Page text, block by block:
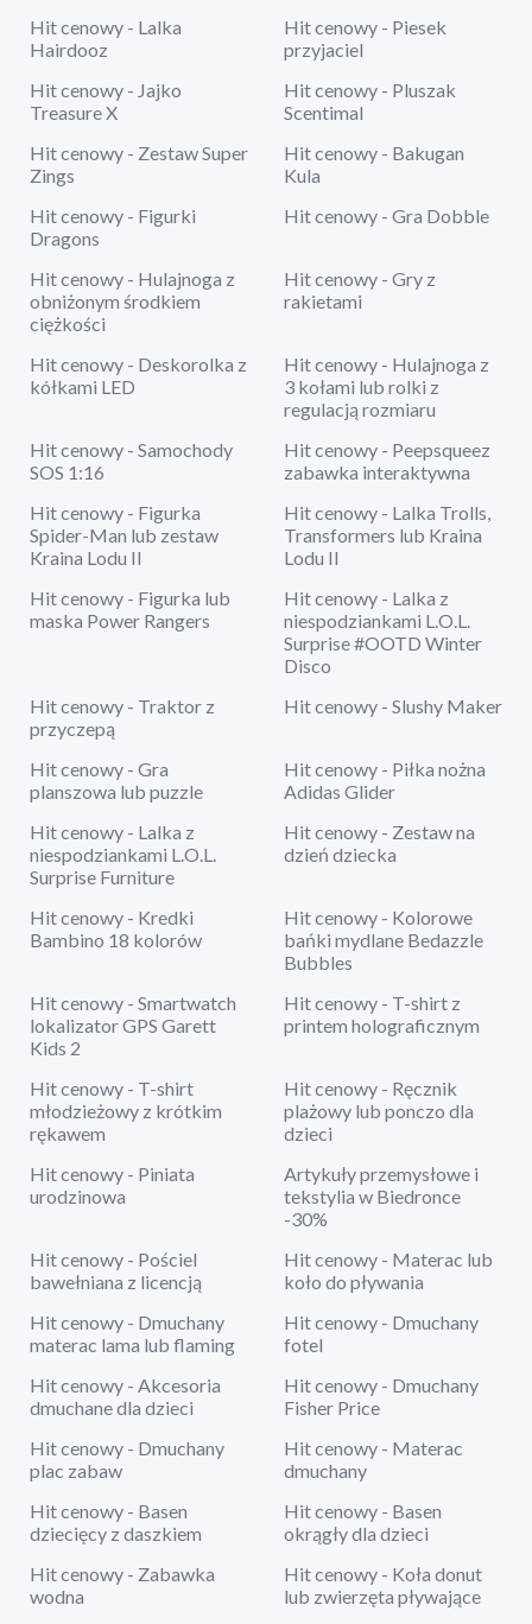
Hit cenowy - Lalka
Hairdooz
Hit cenowy - Piesek
przyjaciel
Hit cenowy - Jajko
Treasure X
Hit cenowy - Pluszak
Scentimal
Hit cenowy - Zestaw Super
Zings
Hit cenowy - Bakugan
Kula
Hit cenowy - Figurki
Dragons
Hit cenowy - Gra Dobble
Hit cenowy - Hulajnoga z
obniżonym środkiem
ciężkości
Hit cenowy - Gry z
rakietami
Hit cenowy - Deskorolka z
kółkami LED
Hit cenowy - Hulajnoga z
3 kołami lub rolki z
regulacją rozmiaru
Hit cenowy - Samochody
SOS 1:16
Hit cenowy - Peepsqueez
zabawka interaktywna
Hit cenowy - Figurka
Spider-Man lub zestaw
Kraina Lodu II
Hit cenowy - Lalka Trolls,
Transformers lub Kraina
Lodu II
Hit cenowy - Figurka lub
maska Power Rangers
Hit cenowy - Lalka z
niespodziankami L.O.L.
Surprise #OOTD Winter
Disco
Hit cenowy - Traktor z
przyczepą
Hit cenowy - Slushy Maker
Hit cenowy - Gra
planszowa lub puzzle
Hit cenowy - Piłka nożna
Adidas Glider
Hit cenowy - Lalka z
niespodziankami L.O.L.
Surprise Furniture
Hit cenowy - Zestaw na
dzień dziecka
Hit cenowy - Kredki
Bambino 18 kolorów
Hit cenowy - Kolorowe
bańki mydlane Bedazzle
Bubbles
Hit cenowy - Smartwatch
lokalizator GPS Garett
Kids 2
Hit cenowy - T-shirt z
printem holograficznym
Hit cenowy - T-shirt
młodzieżowy z krótkim
rękawem
Hit cenowy - Ręcznik
plażowy lub ponczo dla
dzieci
Hit cenowy - Piniata
urodzinowa
Artykuły przemysłowe i
tekstylia w Biedronce
-30%
Hit cenowy - Pościel
bawełniana z licencją
Hit cenowy - Materac lub
koło do pływania
Hit cenowy - Dmuchany
materac lama lub flaming
Hit cenowy - Dmuchany
fotel
Hit cenowy - Akcesoria
dmuchane dla dzieci
Hit cenowy - Dmuchany
Fisher Price
Hit cenowy - Dmuchany
plac zabaw
Hit cenowy - Materac
dmuchany
Hit cenowy - Basen
dziecięcy z daszkiem
Hit cenowy - Basen
okrągły dla dzieci
Hit cenowy - Zabawka
wodna
Hit cenowy - Koła donut
lub zwierzęta pływające